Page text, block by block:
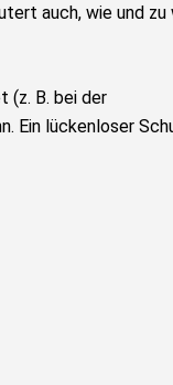
auch, wie und
(z. B. bei der
Ein lückenloser